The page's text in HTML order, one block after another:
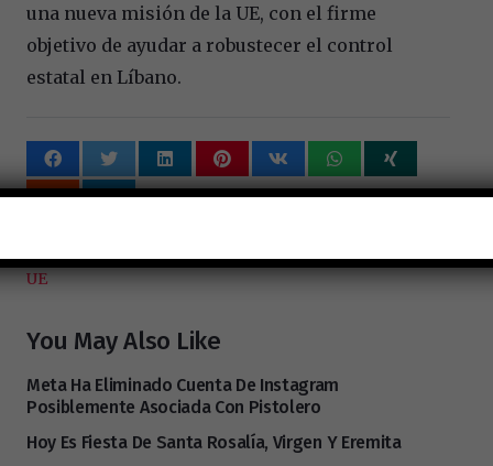
una nueva misión de la UE, con el firme
objetivo de ayudar a robustecer el control
estatal en Líbano.
UE
You May Also Like
Meta Ha Eliminado Cuenta De Instagram
Posiblemente Asociada Con Pistolero
Hoy Es Fiesta De Santa Rosalía, Virgen Y Eremita